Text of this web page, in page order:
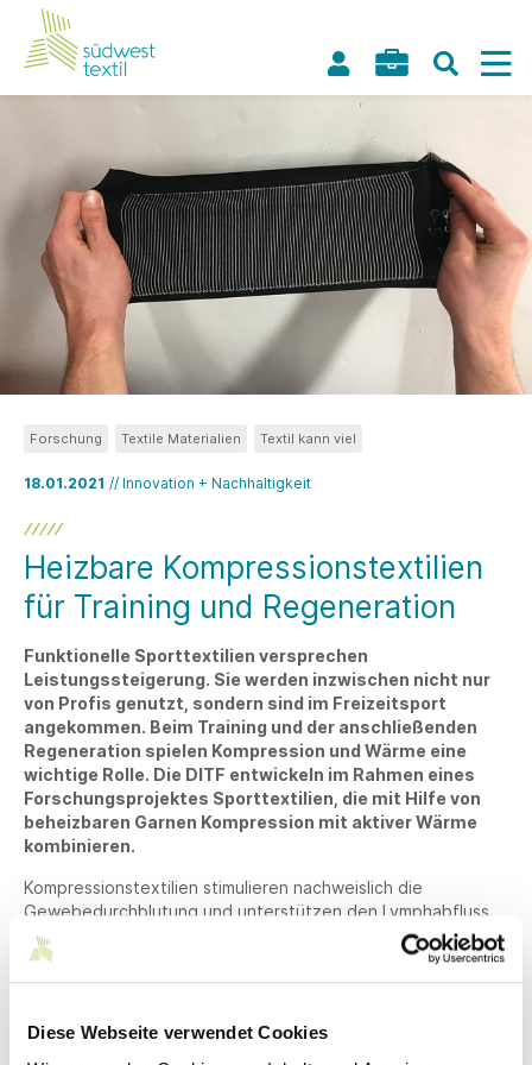
Diese Webseite verwendet Cookies
18.01.2021 // Innovation + Nachhaltigkeit
Forschung Textile Materialien Textil kann viel
Heizbare Kompressionstextilien
für Training und Regeneration
Funktionelle Sporttextilien versprechen
Leistungssteigerung. Sie werden inzwischen nicht nur
von Profis genutzt, sondern sind im Freizeitsport
angekommen. Beim Training und der anschließenden
Regeneration spielen Kompression und Wärme eine
wichtige Rolle. Die DITF entwickeln im Rahmen eines
Forschungsprojektes Sporttextilien, die mit Hilfe von
beheizbaren Garnen Kompression mit aktiver Wärme
kombinieren.
Kompressionstextilien stimulieren nachweislich die
Gewebedurchblutung und unterstützen den Lymphabfluss.
Dadurch werden die Muskeln effektiver versorgt und
entgiftet. Nach der sportlichen Betätigung bewirkt Wärme
eine schnelle Regeneration von Muskeln, Sehnen und
Heilungsprozess beschleunigen, wenn beim Training im